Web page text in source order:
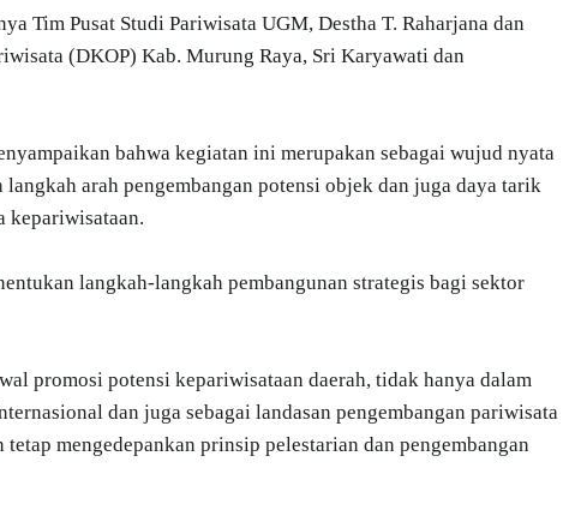
Tim Pusat Studi Pariwisata UGM, Destha T. Raharjana dan
(DKOP) Kab. Murung Raya, Sri Karyawati dan
bahwa kegiatan ini merupakan sebagai wujud nyata
arah pengembangan potensi objek dan juga daya tarik
kepariwisataan.
langkah-langkah pembangunan strategis bagi sektor
promosi potensi kepariwisataan daerah, tidak hanya dalam
dan juga sebagai landasan pengembangan pariwisata
mengedepankan prinsip pelestarian dan pengembangan